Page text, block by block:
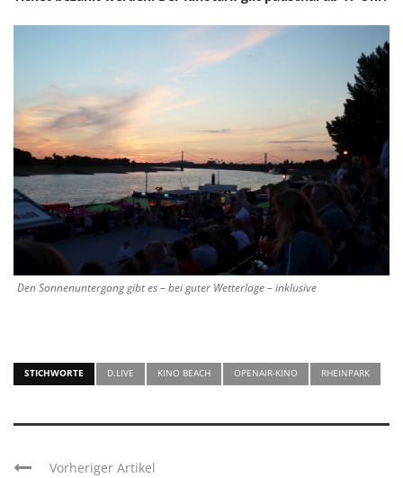
Den Sonnenuntergang gibt es – bei guter Wetterlage – inklusive
STICHWORTE D.LIVE KINO BEACH OPENAIR-KINO RHEINPARK
Vorheriger Artikel